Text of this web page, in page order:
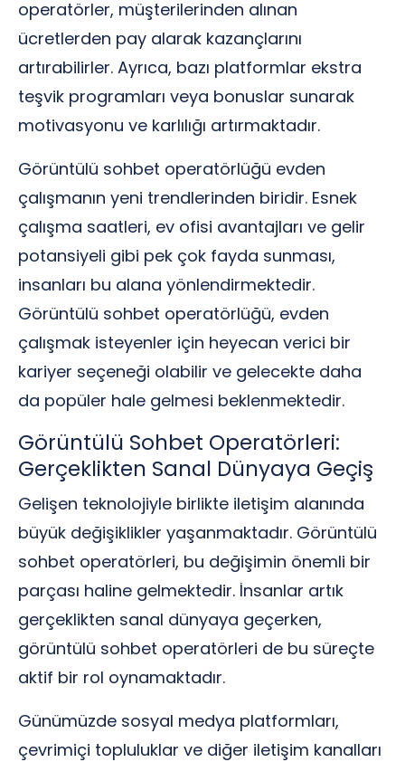
operatörler, müşterilerinden alınan
ücretlerden pay alarak kazançlarını
artırabilirler. Ayrıca, bazı platformlar ekstra
teşvik programları veya bonuslar sunarak
motivasyonu ve karlılığı artırmaktadır.
Görüntülü sohbet operatörlüğü evden
çalışmanın yeni trendlerinden biridir. Esnek
çalışma saatleri, ev ofisi avantajları ve gelir
potansiyeli gibi pek çok fayda sunması,
insanları bu alana yönlendirmektedir.
Görüntülü sohbet operatörlüğü, evden
çalışmak isteyenler için heyecan verici bir
kariyer seçeneği olabilir ve gelecekte daha
da popüler hale gelmesi beklenmektedir.
Görüntülü Sohbet Operatörleri:
Gerçeklikten Sanal Dünyaya Geçiş
Gelişen teknolojiyle birlikte iletişim alanında
büyük değişiklikler yaşanmaktadır. Görüntülü
sohbet operatörleri, bu değişimin önemli bir
parçası haline gelmektedir. İnsanlar artık
gerçeklikten sanal dünyaya geçerken,
görüntülü sohbet operatörleri de bu süreçte
aktif bir rol oynamaktadır.
Günümüzde sosyal medya platformları,
çevrimiçi topluluklar ve diğer iletişim kanalları